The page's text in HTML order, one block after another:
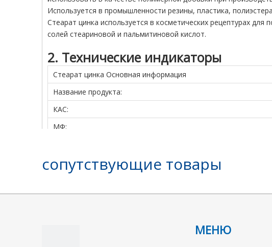
Используется в промышленности резины, пластика,
Стеарат цинка используется в косметических рецептурах
солей стеариновой и пальмитиновой кислот.
2. Технические индикаторы
Стеарат цинка Основная информация
Название продукта:
КАС:
МФ:
ЭИНЭКС:
Стеарат цинка Химические свойства
сопутствующие товары
МЕНЮ